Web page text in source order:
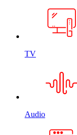
TV
Audio